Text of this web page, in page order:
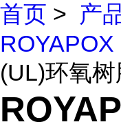
首页 > 产
ROYAPOX
(UL)环氧树